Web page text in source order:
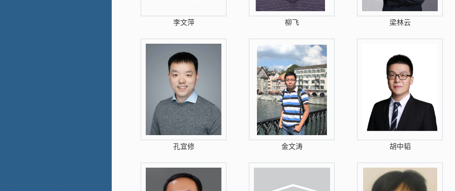
李文萍 柳飞 梁林云
孔宜修 金文涛 胡中韬